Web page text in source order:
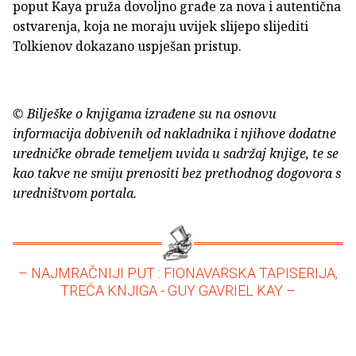
poput Kaya pruža dovoljno građe za nova i autentična
ostvarenja, koja ne moraju uvijek slijepo slijediti
Tolkienov dokazano uspješan pristup.
© Bilješke o knjigama izrađene su na osnovu
informacija dobivenih od nakladnika i njihove dodatne
uredničke obrade temeljem uvida u sadržaj knjige, te se
kao takve ne smiju prenositi bez prethodnog dogovora s
uredništvom portala.
– NAJMRAČNIJI PUT : FIONAVARSKA TAPISERIJA,
TREĆA KNJIGA - GUY GAVRIEL KAY –